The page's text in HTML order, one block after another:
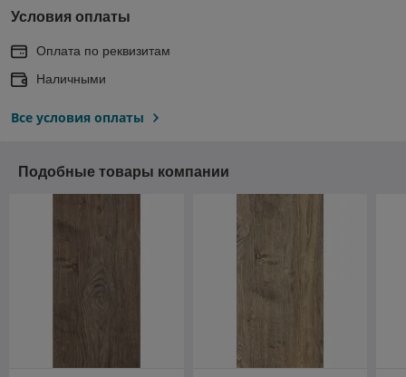
Условия оплаты
Оплата по реквизитам
Наличными
Все условия оплаты
Подобные товары компании